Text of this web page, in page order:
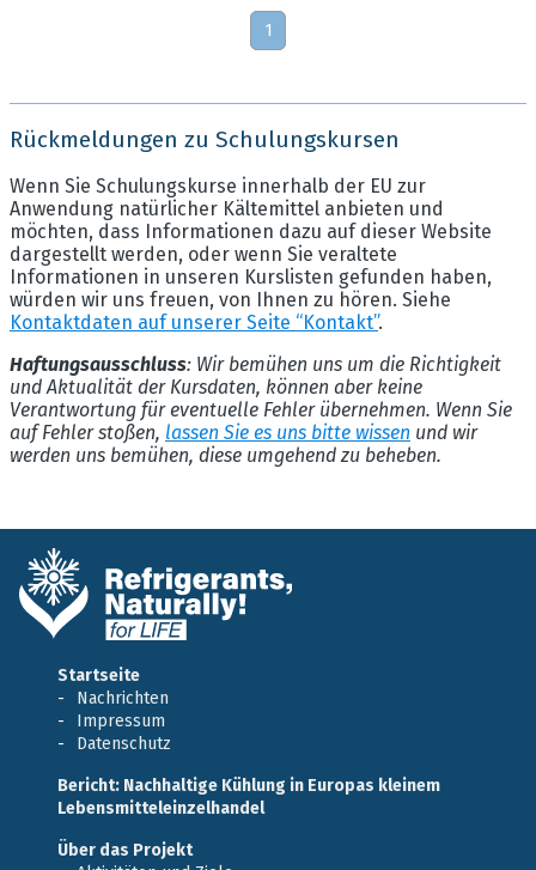
1
Rückmeldungen zu Schulungskursen
Wenn Sie Schulungskurse innerhalb der EU zur
Anwendung natürlicher Kältemittel anbieten und
möchten, dass Informationen dazu auf dieser Website
dargestellt werden, oder wenn Sie veraltete
Informationen in unseren Kurslisten gefunden haben,
würden wir uns freuen, von Ihnen zu hören. Siehe
Kontaktdaten auf unserer Seite “Kontakt”.
Haftungsausschluss: Wir bemühen uns um die Richtigkeit
und Aktualität der Kursdaten, können aber keine
Verantwortung für eventuelle Fehler übernehmen. Wenn Sie
auf Fehler stoßen, lassen Sie es uns bitte wissen und wir
werden uns bemühen, diese umgehend zu beheben.
Startseite
Nachrichten
Impressum
Datenschutz
Bericht: Nachhaltige Kühlung in Europas kleinem
Lebensmitteleinzelhandel
Über das Projekt